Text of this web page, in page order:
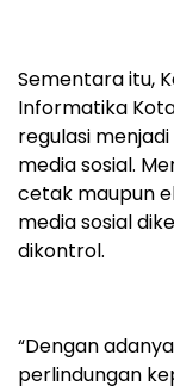
Sementara itu,
Informatika
regulasi
media sosial.
cetak maupun
media sosial
dikontrol.
“Dengan
perlindungan